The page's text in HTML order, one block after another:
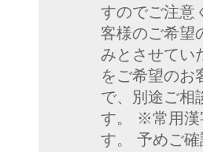
すのでご注意
客様のご希望
みとさせてい
をご希望のお
で、別途ご相
す。 ※常用漢
す。 予めご